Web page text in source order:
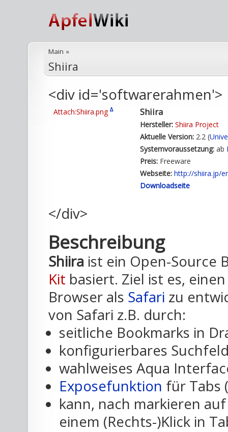
Main »
Shiira
<div id='softwarerahmen'>
Attach:Shiira.pngΔ Shiira
Hersteller: Shiira Project
Aktuelle Version: 2.2 (
Systemvoraussetzung: ab
Preis: Freeware
Webseite: http://shiira.jp/
Downloadseite
</div>
Beschreibung
Shiira ist ein Open-Source
Kit basiert. Ziel ist es,
Browser als Safari zu
von Safari z.B. durch:
seitliche Bookmarks in
konfigurierbares
wahlweises Aqua
Exposefunktion für Tabs
kann, nach markieren
einem (Rechts-)Klick in